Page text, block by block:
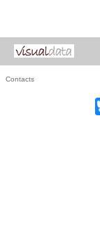
Contacts